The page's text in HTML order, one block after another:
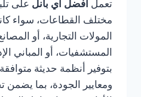
تعمل أفضل أي بانل على
مختلف القطاعات، سواء
المولات التجارية، أو
المستشفيات، أو المباني
بتوفير أنظمة حديثة
ومعايير الجودة، بما